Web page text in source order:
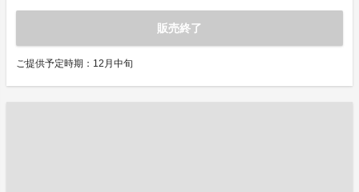
販売終了
ご提供予定時期：12月中旬